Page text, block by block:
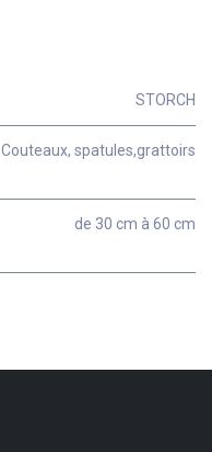
STORCH
Couteaux, spatules,grattoirs
de 30 cm à 60 cm